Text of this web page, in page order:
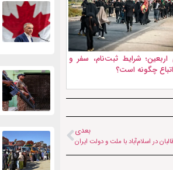
اربعین؛ شرایط ثبت‌نام، سفر و
چگونه است؟
بعدی
در اسلام‌آباد با ملت و دولت ایران